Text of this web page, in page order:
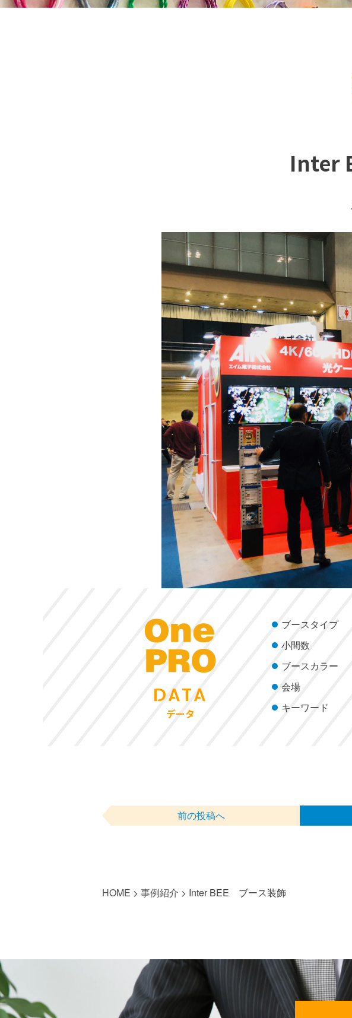
Inter
DATA
データ
ブースタイプ
小間数
ブースカラー
会場
キーワード
前の投稿へ
HOME > 事例紹介 > Inter BEE ブース装飾